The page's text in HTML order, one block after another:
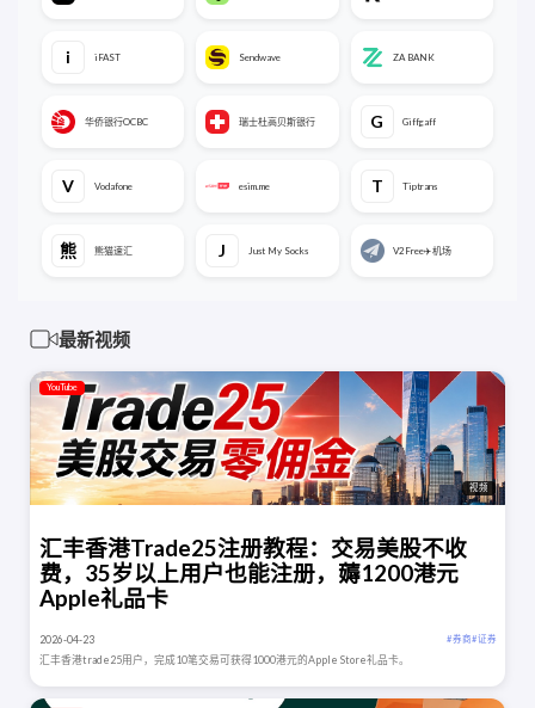
i iFAST Sendwave ZA BANK
华侨银行OCBC 瑞士杜高贝斯银行 G Giffgaff
V Vodafone esim.me T Tiptrans
熊 熊猫速汇 J Just My Socks V2Free✈️机场
最新视频
YouTube
视频
汇丰香港Trade25注册教程：交易美股不收
费，35岁以上用户也能注册，薅1200港元
Apple礼品卡
2026-04-23 # 券商# 证券
汇丰香港trade25用户，完成10笔交易可获得1000港元的Apple Store礼品卡。